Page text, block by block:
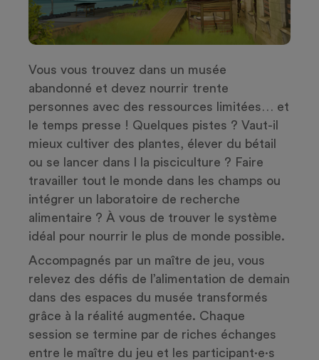
Vous vous trouvez dans un musée
abandonné et devez nourrir trente
personnes avec des ressources limitées… et
le temps presse ! Quelques pistes ? Vaut-il
mieux cultiver des plantes, élever du bétail
ou se lancer dans l la pisciculture ? Faire
travailler tout le monde dans les champs ou
intégrer un laboratoire de recherche
alimentaire ? À vous de trouver le système
idéal pour nourrir le plus de monde possible.
Accompagnés par un maître de jeu, vous
relevez des défis de l’alimentation de demain
dans des espaces du musée transformés
grâce à la réalité augmentée. Chaque
session se termine par de riches échanges
entre le maître du jeu et les participant·e·s